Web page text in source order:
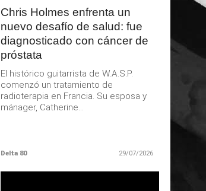
Chris Holmes enfrenta un
nuevo desafío de salud: fue
diagnosticado con cáncer de
próstata
El histórico guitarrista de W.A.S.P.
comenzó un tratamiento de
radioterapia en Francia. Su esposa y
mánager, Catherine...
Delta 80 29/07/2026